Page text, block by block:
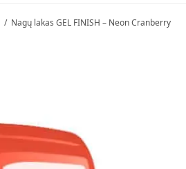
/ Nagų lakas GEL FINISH – Neon Cranberry